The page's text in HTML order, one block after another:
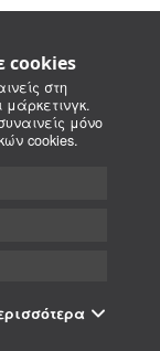
cookies
στη
μάρκετινγκ.
μόνο
cookies.